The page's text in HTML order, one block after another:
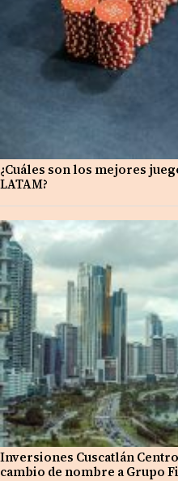
¿Cuáles son los mejores
LATAM?
Inversiones Cuscatlán
cambio de nombre a Grupo